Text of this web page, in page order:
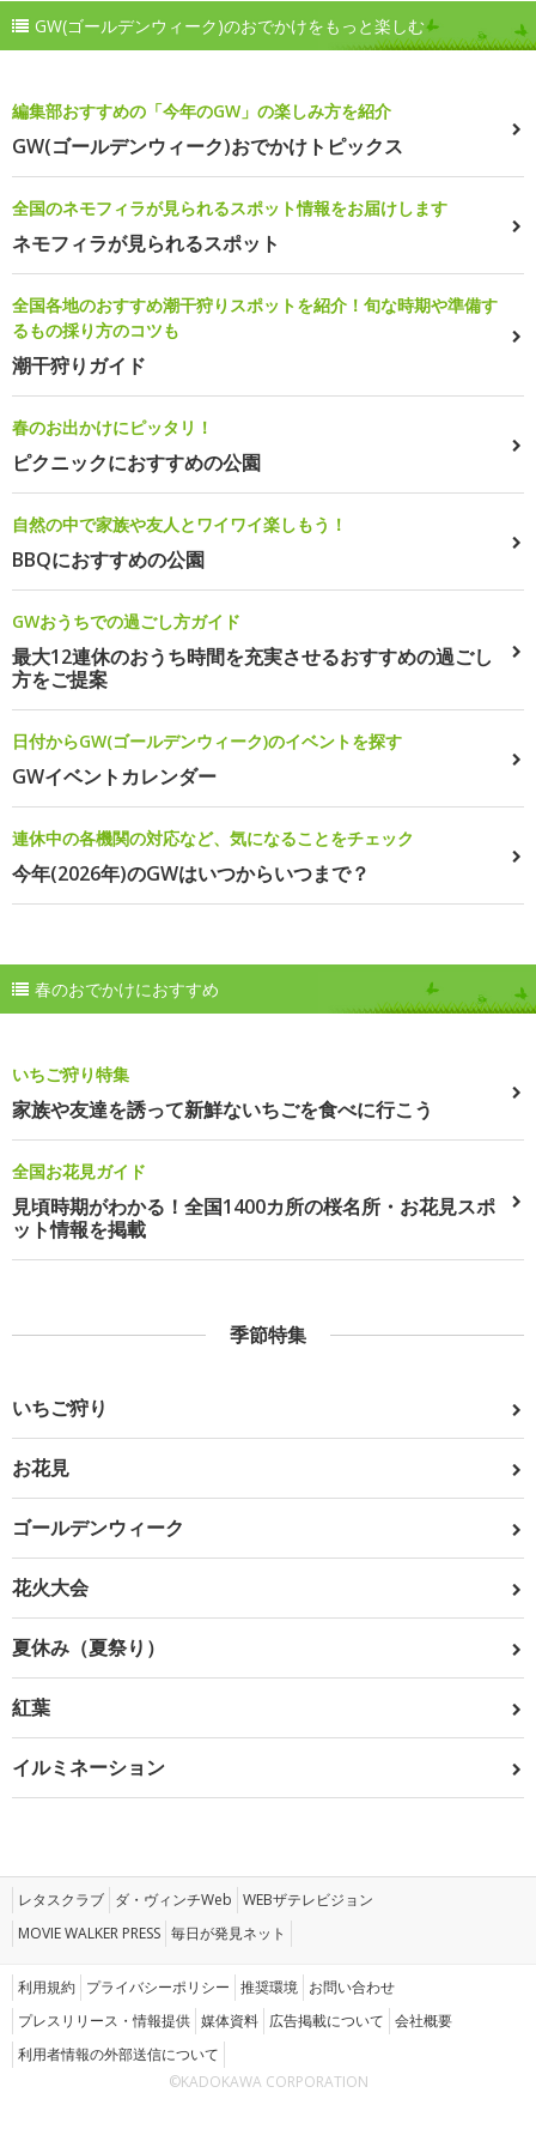
GW(ゴールデンウィーク)のおでかけをもっと楽しむ
編集部おすすめの「今年のGW」の楽しみ方を紹介
GW(ゴールデンウィーク)おでかけトピックス
全国のネモフィラが見られるスポット情報をお届けします
ネモフィラが見られるスポット
全国各地のおすすめ潮干狩りスポットを紹介！旬な時期や準備す
るもの採り方のコツも
潮干狩りガイド
春のお出かけにピッタリ！
ピクニックにおすすめの公園
自然の中で家族や友人とワイワイ楽しもう！
BBQにおすすめの公園
GWおうちでの過ごし方ガイド
最大12連休のおうち時間を充実させるおすすめの過ごし
方をご提案
日付からGW(ゴールデンウィーク)のイベントを探す
GWイベントカレンダー
連休中の各機関の対応など、気になることをチェック
今年(2026年)のGWはいつからいつまで？
春のおでかけにおすすめ
いちご狩り特集
家族や友達を誘って新鮮ないちごを食べに行こう
全国お花見ガイド
見頃時期がわかる！全国1400カ所の桜名所・お花見スポ
ット情報を掲載
季節特集
いちご狩り
お花見
ゴールデンウィーク
花火大会
夏休み（夏祭り）
紅葉
イルミネーション
レタスクラブ ダ・ヴィンチWeb WEBザテレビジョン
MOVIE WALKER PRESS 毎日が発見ネット
利用規約 プライバシーポリシー 推奨環境 お問い合わせ
プレスリリース・情報提供 媒体資料 広告掲載について 会社概要
利用者情報の外部送信について
©KADOKAWA CORPORATION